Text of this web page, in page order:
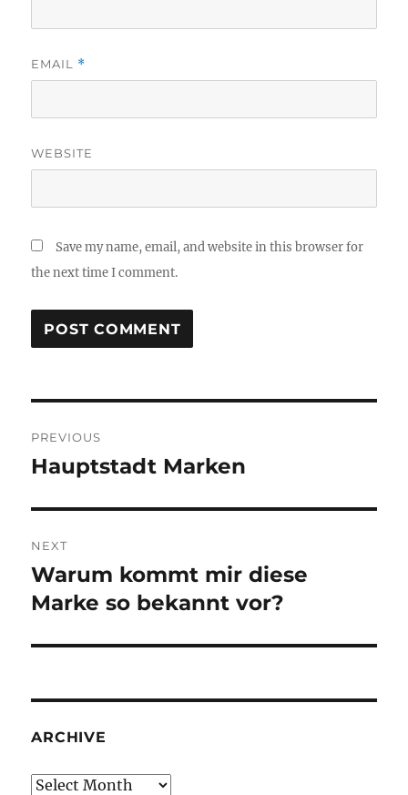
EMAIL *
WEBSITE
Save my name, email, and website in this browser for
the next time I comment.
navigation
PREVIOUS
Previous
Hauptstadt Marken
NEXT
Next
post:
Warum kommt mir diese
Marke so bekannt vor?
ARCHIVE
Archive